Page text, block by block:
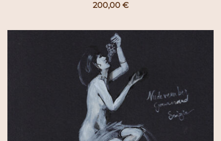
200,00 €